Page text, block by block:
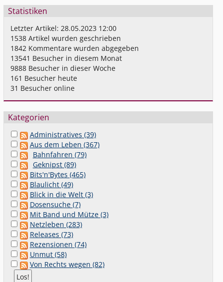
Statistiken
Letzter Artikel:28.05.2023 12:00
1538 Artikel wurden geschrieben
1842 Kommentare wurden abgegeben
13541 Besucher in diesem Monat
9888 Besucher in dieser Woche
161 Besucher heute
31 Besucher online
Kategorien
Administratives (39)
Aus dem Leben (367)
Bahnfahren (79)
Geknipst (89)
Bits'n'Bytes (465)
Blaulicht (49)
Blick in die Welt (3)
Dosensuche (7)
Mit Band und Mütze (3)
Netzleben (283)
Releases (73)
Rezensionen (74)
Unmut (58)
Von Rechts wegen (82)